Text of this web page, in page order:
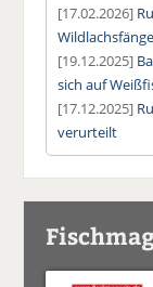
[17.02.2026]
Wildlachsfänge
[19.12.2025]
sich auf
[17.12.2025]
verurteilt